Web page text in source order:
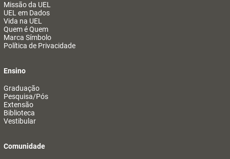
Missão da UEL
UEL em Dados
Vida na UEL
Quem é Quem
Marca Símbolo
Política de Privacidade
Ensino
Graduação
Pesquisa/Pós
Extensão
Biblioteca
Vestibular
Comunidade